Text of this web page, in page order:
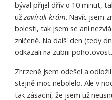
býval přijel dřív o 10 minut,
užzavírali krám. Navíc jsem
bolesti, tak jsem se ani
zničeně. Na další den (tedy
odkázali na zubní pohotovost.
Zhrzeně jsem odešel a
stejně moc nebolelo. Ale v
tak zásadní, že jsem už